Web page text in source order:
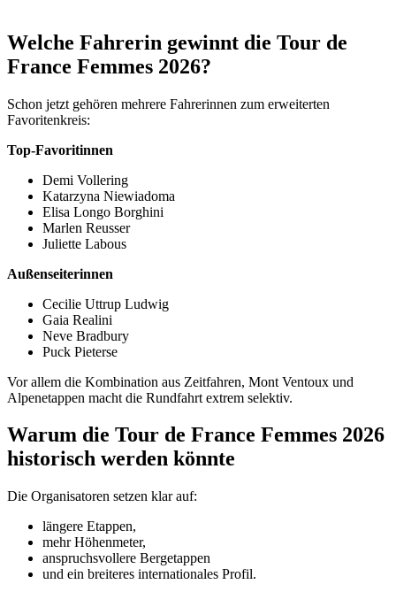
Welche Fahrerin gewinnt die Tour de
France Femmes 2026?
Schon jetzt gehören mehrere Fahrerinnen zum erweiterten
Favoritenkreis:
Top-Favoritinnen
Demi Vollering
Katarzyna Niewiadoma
Elisa Longo Borghini
Marlen Reusser
Juliette Labous
Außenseiterinnen
Cecilie Uttrup Ludwig
Gaia Realini
Neve Bradbury
Puck Pieterse
Vor allem die Kombination aus Zeitfahren, Mont Ventoux und
Alpenetappen macht die Rundfahrt extrem selektiv.
Warum die Tour de France Femmes 2026
historisch werden könnte
Die Organisatoren setzen klar auf:
längere Etappen,
mehr Höhenmeter,
anspruchsvollere Bergetappen
und ein breiteres internationales Profil.